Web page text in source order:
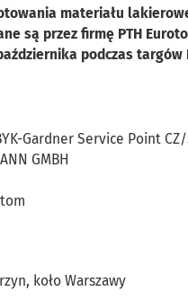
materiału
są przez firmę PTH
podczas
Gardner Service Point CZ/
GMBH
koło Warszawy